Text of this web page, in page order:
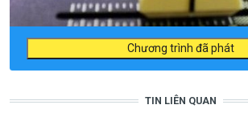
Chương trình đã phát
TIN LIÊN QUAN